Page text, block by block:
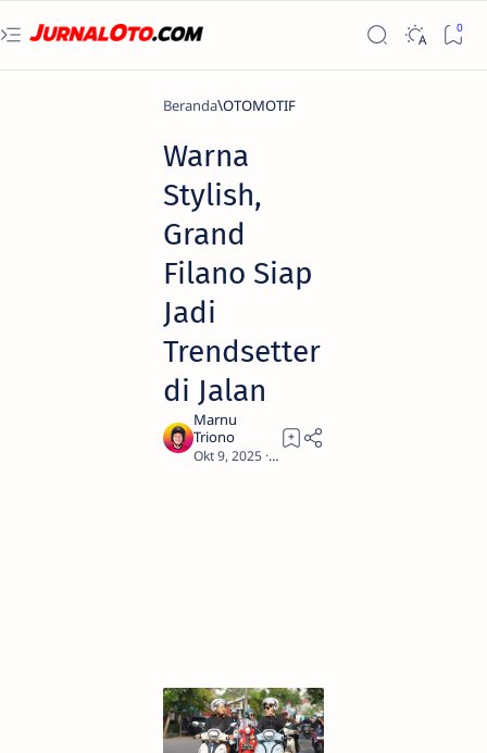
Beranda OTOMOTIF
Warna
Stylish,
Grand
Filano Siap
Jadi
Trendsetter
di Jalan
2